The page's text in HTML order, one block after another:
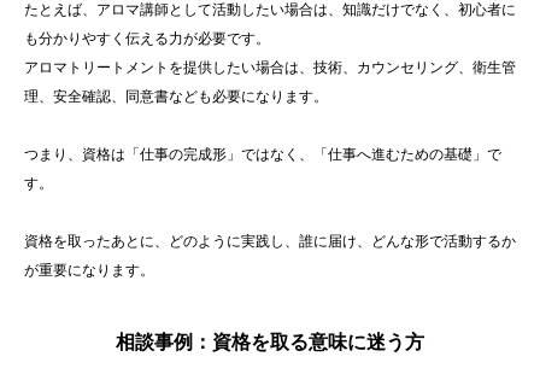
たとえば、アロマ講師として活動したい場合は、知識だけでなく、初心者に
も分かりやすく伝える力が必要です。
アロマトリートメントを提供したい場合は、技術、カウンセリング、衛生管
理、安全確認、同意書なども必要になります。
つまり、資格は「仕事の完成形」ではなく、「仕事へ進むための基礎」で
す。
資格を取ったあとに、どのように実践し、誰に届け、どんな形で活動するか
が重要になります。
相談事例：資格を取る意味に迷う方